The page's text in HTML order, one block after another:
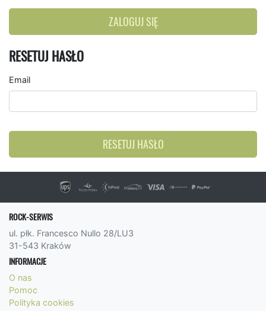
ZALOGUJ SIĘ
RESETUJ HASŁO
Email
RESETUJ HASŁO
ROCK-SERWIS
ul. płk. Francesco Nullo 28/LU3
31-543 Kraków
INFORMACJE
O nas
Pomoc
Polityka cookies